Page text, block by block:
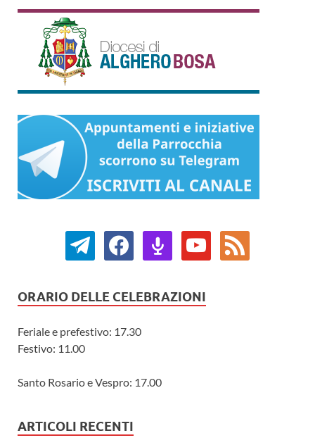
ORARIO DELLE CELEBRAZIONI
Feriale e prefestivo: 17.30
Festivo: 11.00
Santo Rosario e Vespro: 17.00
ARTICOLI RECENTI